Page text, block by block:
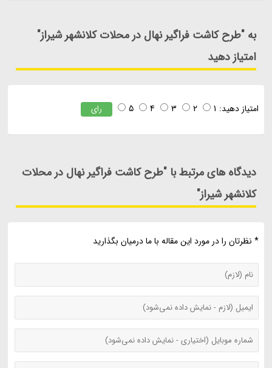
به "طرح کاشت فراگیر نهال در محلات کلانشهر شیراز"
امتیاز دهید
امتیاز دهید: 1
2
3
4
5 رای
دیدگاه های مرتبط با "طرح کاشت فراگیر نهال در محلات
کلانشهر شیراز"
* نظرتان را در مورد این مقاله با ما درمیان بگذارید